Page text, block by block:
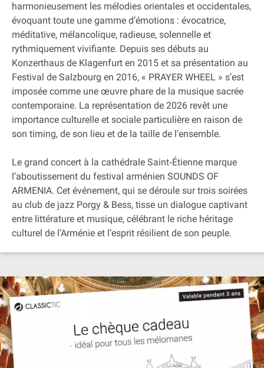
harmonieusement les mélodies orientales et occidentales,
évoquant toute une gamme d’émotions : évocatrice,
méditative, mélancolique, radieuse, solennelle et
rythmiquement vivifiante. Depuis ses débuts au
Konzerthaus de Klagenfurt en 2015 et sa présentation au
Festival de Salzbourg en 2016, « PRAYER WHEEL » s’est
imposée comme une œuvre phare de la musique sacrée
contemporaine. La représentation de 2026 revêt une
importance culturelle et sociale particulière en raison de
son timing, de son lieu et de la taille de l’ensemble.
Le grand concert à la cathédrale Saint‐Étienne marque
l’aboutissement du festival arménien SOUNDS OF
ARMENIA. Cet événement, qui se déroule sur trois soirées
au club de jazz Porgy & Bess, tisse un dialogue captivant
entre littérature et musique, célébrant le riche héritage
culturel de l’Arménie et l’esprit résilient de son peuple.